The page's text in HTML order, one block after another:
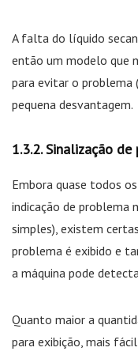
A falta do líquido
então um modelo que
para evitar o problema
pequena desvantagem.
Sinalização
Embora quase todos
indicação de problema
simples), existem
problema é exibido e
a máquina pode
Quanto maior a
para exibição, mais